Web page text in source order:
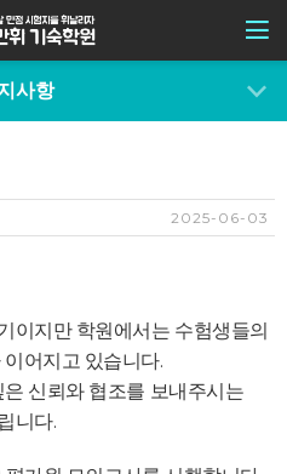
사항
2025-06-03
이지만 학원에서는 수험생들의
어지고 있습니다.
신뢰와 협조를 보내주시는
니다.